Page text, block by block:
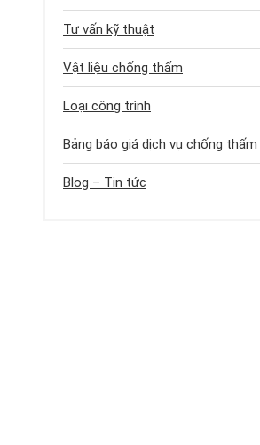
Tư vấn kỹ thuật
Vật liệu chống thấm
Loại công trình
Bảng báo giá dịch vụ chống thấm
Blog – Tin tức